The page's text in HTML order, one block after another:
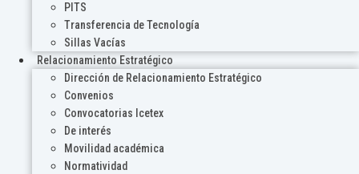
PITS
Transferencia de Tecnología
Sillas Vacías
Relacionamiento Estratégico
Dirección de Relacionamiento Estratégico
Convenios
Convocatorias Icetex
De interés
Movilidad académica
Normatividad